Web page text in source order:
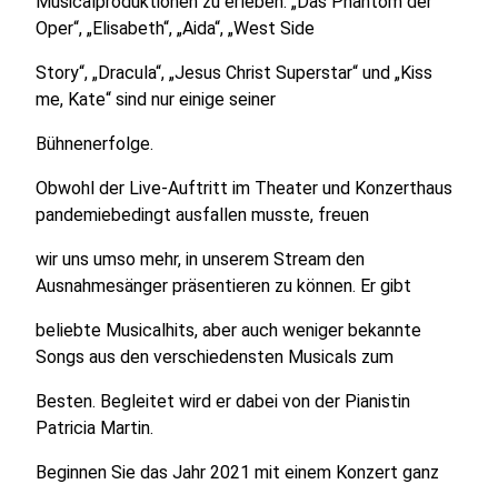
Oper“, „Elisabeth“, „Aida“, „West Side
Story“, „Dracula“, „Jesus Christ Superstar“ und „Kiss
me, Kate“ sind nur einige seiner
Bühnenerfolge.
Obwohl der Live-Auftritt im Theater und Konzerthaus
pandemiebedingt ausfallen musste, freuen
wir uns umso mehr, in unserem Stream den
Ausnahmesänger präsentieren zu können. Er gibt
beliebte Musicalhits, aber auch weniger bekannte
Songs aus den verschiedensten Musicals zum
Besten. Begleitet wird er dabei von der Pianistin
Patricia Martin.
Beginnen Sie das Jahr 2021 mit einem Konzert ganz